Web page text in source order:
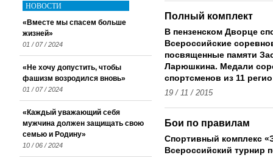
Полный комплект
В пензенском Дворце
Всероссийские
посвященные памяти
Ларюшкина. Медали
спортсменов из 11
19 / 11 / 2015
Бои по правилам
Спортивный комплекс
Всероссийский
НОВОСТИ
«Вместе мы спасем больше
жизней»
01 / 07 / 2024
«Не хочу допустить, чтобы
фашизм возродился вновь»
01 / 07 / 2024
«Каждый уважающий себя
мужчина должен защищать свою
семью и Родину»
10 / 06 / 2024